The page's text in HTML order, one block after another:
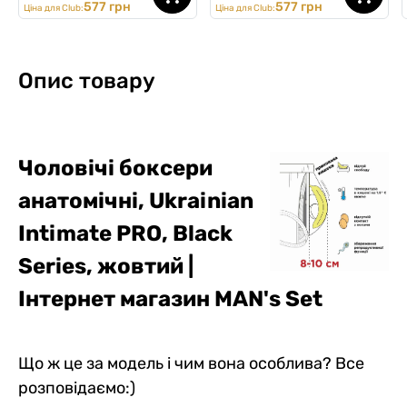
Ціна для Club:577 грн Ціна для Club:577 грн
Опис товару
Чоловічі боксери
анатомічні, Ukrainian
Intimate PRO, Black
Series, жовтий |
Інтернет магазин MAN's Set
Що ж це за модель і чим вона особлива? Все
розповідаємо:)